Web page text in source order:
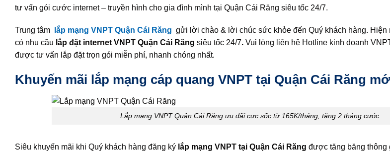
tư vấn gói cước internet – truyền hình cho gia đình mình tại Quận Cái Răng siêu tốc 24/7.
Trung tâm lắp mạng VNPT Quận Cái Răng gửi lời chào & lời chúc sức khỏe đến Quý khách hàng. Hiện
có nhu cầu lắp đặt internet VNPT Quận Cái Răng siêu tốc 24/7. Vui lòng liên hệ Hotline kinh doanh
được tư vấn lắp đặt trọn gói miễn phí, nhanh chóng nhất.
Khuyến mãi lắp mạng cáp quang VNPT tại Quận Cái Răng
Lắp mạng VNPT Quận Cái Răng ưu đãi cực sốc từ 165K/tháng, tặng 2 tháng cước.
Siêu khuyến mãi khi Quý khách hàng đăng ký lắp mạng VNPT tại Quận Cái Răng được tăng băng thông